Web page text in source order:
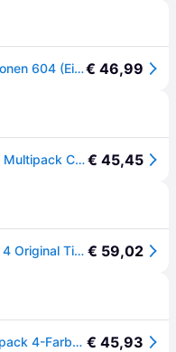
EPSON Tintenpatrone "Druckerpatronen 604 (Einzeln, Multipacks, XL)", bunt, Tintenpatronen, Tintenpatrone€ 46,99
Epson 604 Original Druckerpatrone Multipack C13T10G64010 Ananas Tinte€ 45,45
Epson Serie Ananas 604 Multipack 4 Original Tintenpatronen € 59,02
Epson Original 604 Pineapple Multipack 4-Farben-Tintenpatronen | Schwarz, Cyan, Magenta, Gelb | 1x 3,4 ml, 3X 2,4 ml | Original Tinte für optimale Ergebnisse € 45,93